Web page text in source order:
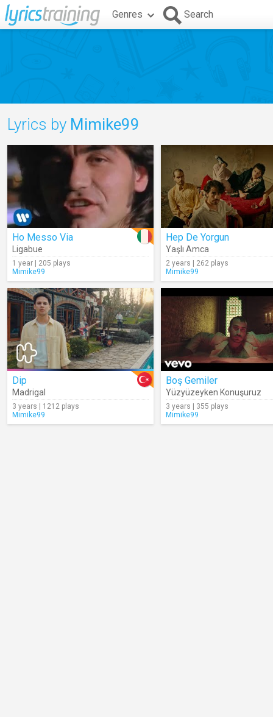
Genres Search
Lyrics by Mimike99
Ho Messo Via
Ligabue
1 year | 205 plays
Mimike99
Hep De Yorgun
Yaşlı Amca
2 years | 262 plays
Mimike99
Dip
Madrigal
3 years | 1212 plays
Mimike99
Boş Gemiler
Yüzyüzeyken Konuşuruz
3 years | 355 plays
Mimike99